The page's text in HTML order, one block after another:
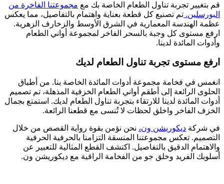
قم بتغيير تجربة تناول الطعام الخاصة بك مع مجموعتنا الفاخرة من
البورسلين. تم تصنيع كل قطعة بعناية واهتمام بالتفاصيل، مما يعكس
عظمة الهندسة المعمارية في الشرق الأوسط والزخارف الزهرية.
ارفع مستوى كل وجبة بالسحر الفاخر لمجموعة أواني الطعام
وأدوات المائدة لدينا.
ارفع مستوى تجربة تناول الطعام لديك
انغمس في فخامة مجموعة أدوات المائدة الخاصة بنا. من أطباق
الحلوى الرائعة إلى أطقم أواني الطعام الخزفية المذهلة، تم تصميم
أدوات المائدة لدينا للارتقاء بتجربة تناول الطعام لديك. استمتع بجمال
الخزف الفاخر واخلق لحظات لا تُنسى مع قطعنا الرائعة.
في شركة ديكوريشن ون، نحن نؤمن بقوة رواية القصص من خلال
التصميم. تعكس مجموعتنا المنسقة التزامنا بالحرفية الحرفية
والاهتمام الدقيق بالتفاصيل. اكتشف القطع المثالية للتعبير عن
أسلوبك الفريد وخلق جو من الفخامة الراقية مع ديكوريشن ون.